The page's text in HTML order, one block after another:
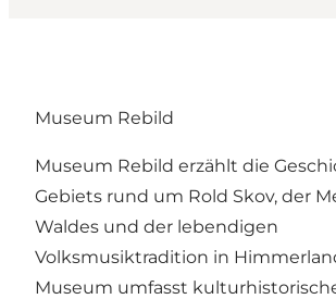
Museum Rebild
Museum Rebild erzählt die
Gebiets rund um Rold Skov, der
Waldes und der lebendigen
Volksmusiktradition in
Museum umfasst